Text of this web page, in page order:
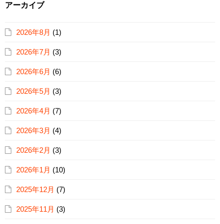
アーカイブ
2026年8月 (1)
2026年7月 (3)
2026年6月 (6)
2026年5月 (3)
2026年4月 (7)
2026年3月 (4)
2026年2月 (3)
2026年1月 (10)
2025年12月 (7)
2025年11月 (3)